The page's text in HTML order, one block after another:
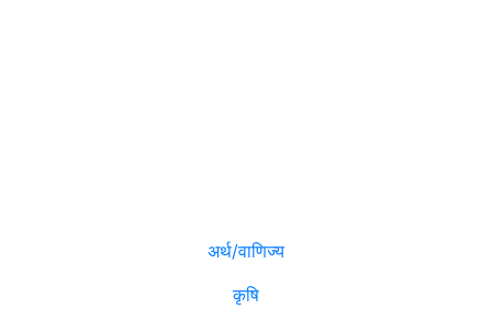
अर्थ/वाणिज्य
कृषि